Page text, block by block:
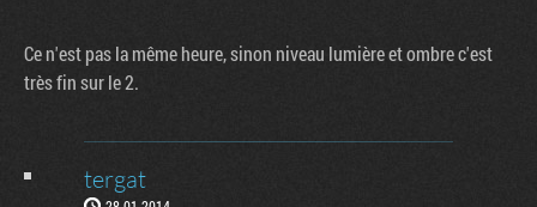
Ce n'est pas la même heure, sinon niveau lumière et ombre c'est
très fin sur le 2.
tergat